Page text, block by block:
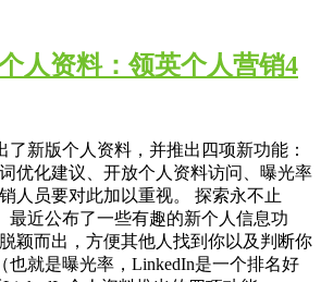
人资料：领英个人营销4
了新版个人资料，并推出四项新功能：
优化建议、开放个人资料访问、曝光率
人员要对此加以重视。 探索永不止
最近公布了一些有趣的新个人信息功
颖而出，方便其他人找到你以及判断你
也就是曝光率，LinkedIn是一个排名好